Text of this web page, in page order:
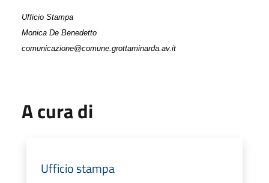
Ufficio Stampa
Monica De Benedetto
comunicazione@comune.grottaminarda.av.it
A cura di
Ufficio stampa